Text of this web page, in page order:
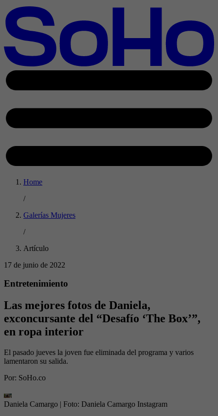
Home
/
Galerías Mujeres
/
Artículo
17 de junio de 2022
Entretenimiento
Las mejores fotos de Daniela,
exconcursante del “Desafío ‘The Box’”,
en ropa interior
El pasado jueves la joven fue eliminada del programa y varios
lamentaron su salida.
Por: SoHo.co
Daniela Camargo | Foto: Daniela Camargo Instagram